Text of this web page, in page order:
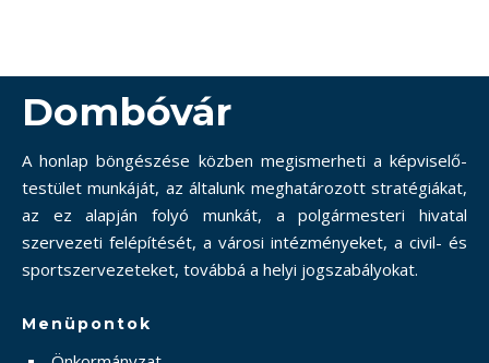
Dombóvár
A honlap böngészése közben megismerheti a képviselő-
testület munkáját, az általunk meghatározott stratégiákat,
az ez alapján folyó munkát, a polgármesteri hivatal
szervezeti felépítését, a városi intézményeket, a civil- és
sportszervezeteket, továbbá a helyi jogszabályokat.
Menüpontok